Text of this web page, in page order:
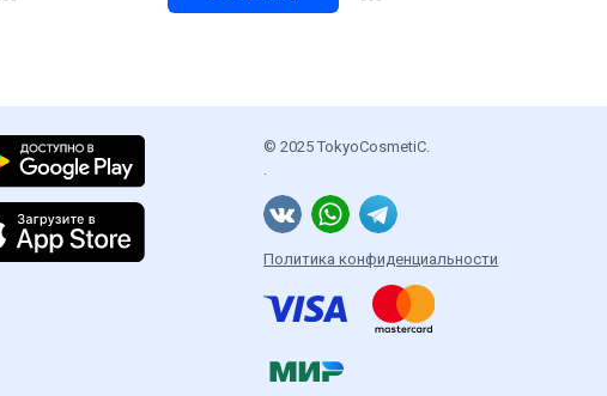
© 2025 TokyoCosmetiC.
.
Политика конфиденциальности